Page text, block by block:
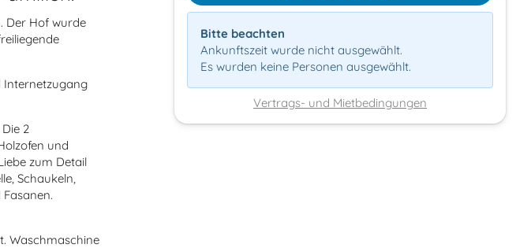
Der Hof wurde
Internetzugang
2
und
zum Detail
Schaukeln,
Waschmaschine
Bitte beachten
Ankunftszeit wurde nicht ausgewählt.
Es wurden keine Personen ausgewählt.
Vertrags- und Mietbedingungen